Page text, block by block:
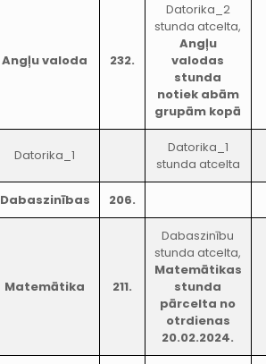
Angļu valoda 232.
Datorika_2
stunda atcelta,
Angļu
valodas
stunda
notiek abām
grupām kopā
Datorika_1
Datorika_1
stunda atcelta
Dabaszinības 206.
Matemātika 211.
Dabaszinību
stunda atcelta,
Matemātikas
stunda
pārcelta no
otrdienas
20.02.2024.